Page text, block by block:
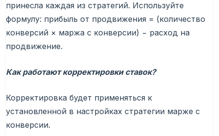
принесла каждая из стратегий. Используйте
формулу: прибыль от продвижения = (количество
конверсий × маржа с конверсии) − расход на
продвижение.
Как работают корректировки ставок?
Корректировка будет применяться к
установленной в настройках стратегии марже с
конверсии.